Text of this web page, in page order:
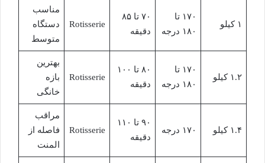
۱ کیلو
۱۷۰ تا
۱۸۰ درجه
۷۰ تا ۸۵
دقیقه
Rotisserie
مناسب
دستگاه
متوسط
۱.۲ کیلو
۱۷۰ تا
۱۸۰ درجه
۸۰ تا ۱۰۰
دقیقه
Rotisserie
بهترین
بازه
خانگی
۱.۴ کیلو ۱۷۰ درجه
۹۰ تا ۱۱۰
دقیقه
Rotisserie
مراقب
فاصله از
المنت